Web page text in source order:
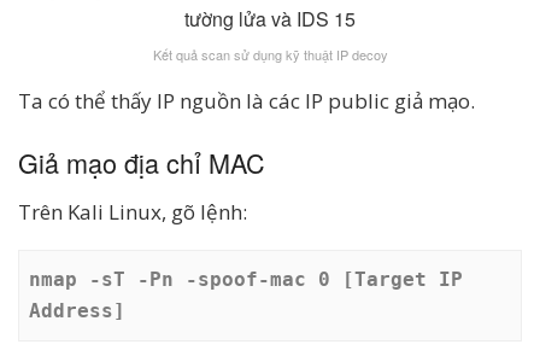
Kết quả scan sử dụng kỹ thuật IP decoy
Ta có thể thấy IP nguồn là các IP public giả mạo.
Giả mạo địa chỉ MAC
Trên Kali Linux, gõ lệnh:
nmap -sT -Pn -spoof-mac 0 [Target IP
Address]